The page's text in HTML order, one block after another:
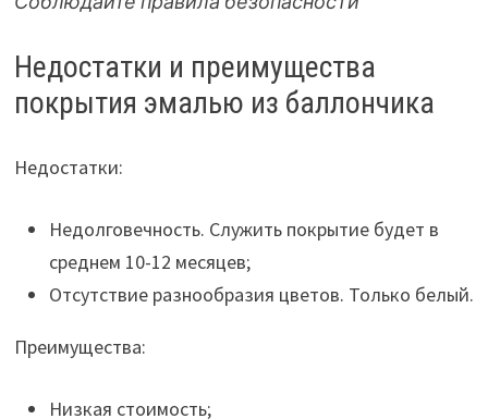
Недостатки и преимущества
покрытия эмалью из баллончика
Недостатки:
Недолговечность. Служить покрытие будет в
среднем 10-12 месяцев;
Отсутствие разнообразия цветов. Только белый.
Преимущества:
Низкая стоимость;